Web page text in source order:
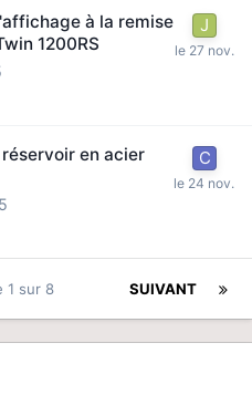
à la remise
1200RS
en acier
SUIVANT
1 sur 8